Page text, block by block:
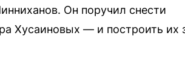
Он поручил снести
Хусаиновых — и построить их